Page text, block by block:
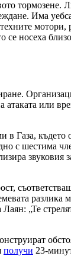
Има
носеха
или
Газа,
с шестима
разлика
„Те
получи 23-